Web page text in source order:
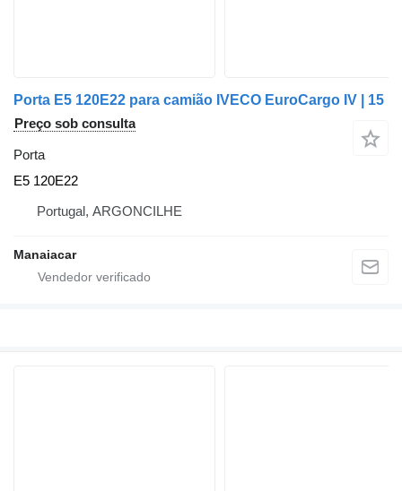
Porta E5 120E22 para camião IVECO EuroCargo IV | 15
Preço sob consulta
Porta
E5 120E22
Portugal, ARGONCILHE
Manaiacar